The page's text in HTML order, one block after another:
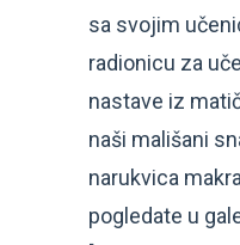
sa svojim
radionicu za
nastave iz
naši mališani
narukvica
pogledate u